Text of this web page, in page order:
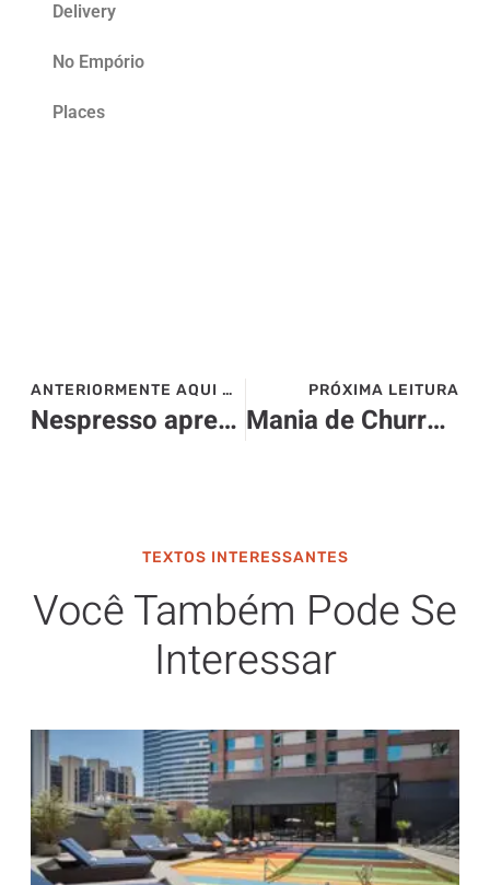
Delivery
No Empório
Places
ANTERIORMENTE AQUI NO SITE>>>
Nespresso apresenta novidades da Linha Barista Creations
PRÓXIMA LEITURA
Mania de Churrasco! – Continental Shopping
TEXTOS INTERESSANTES
Você Também Pode Se
Interessar